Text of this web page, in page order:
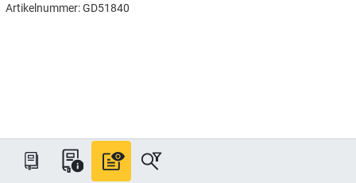
Artikelnummer: GD51840